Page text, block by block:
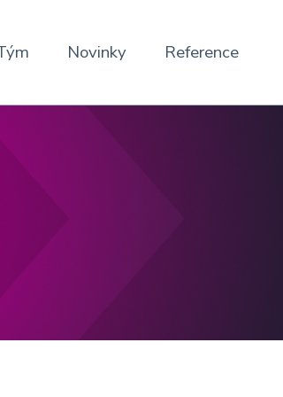
Novinky Reference